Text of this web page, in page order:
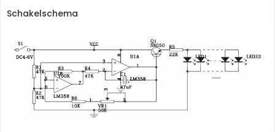
Schakelschema